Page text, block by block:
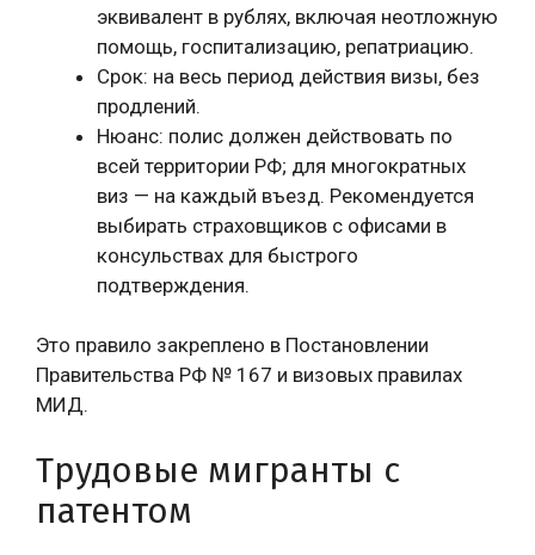
эквивалент в рублях, включая неотложную
помощь, госпитализацию, репатриацию.
Срок: на весь период действия визы, без
продлений.
Нюанс: полис должен действовать по
всей территории РФ; для многократных
виз — на каждый въезд. Рекомендуется
выбирать страховщиков с офисами в
консульствах для быстрого
подтверждения.
Это правило закреплено в Постановлении
Правительства РФ № 167 и визовых правилах
МИД.
Трудовые мигранты с
патентом